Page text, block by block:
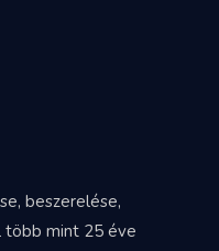
beszerelése,
több mint 25 éve